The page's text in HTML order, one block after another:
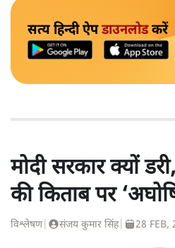
सत्य हिन्दी ऐपडाउनलोडकरें
मोदी सरकार क्यों
की किताब पर
विश्लेषण| संजय कुमार सिंह| 28 FEB,